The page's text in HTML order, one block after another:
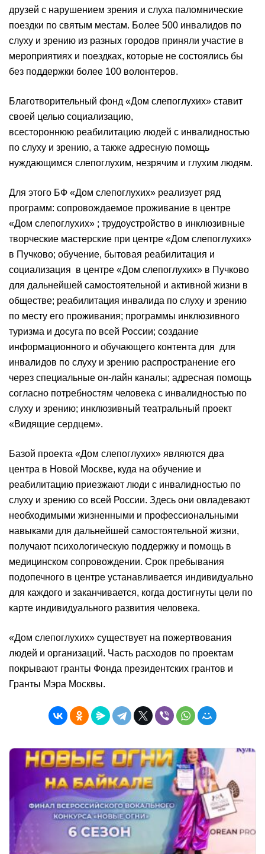
друзей с нарушением зрения и слуха паломнические
поездки по святым местам. Более 500 инвалидов по
слуху и зрению из разных городов приняли участие в
мероприятиях и поездках, которые не состоялись бы
без поддержки более 100 волонтеров.
Благотворительный фонд «Дом слепоглухих» ставит
своей целью социализацию,
всестороннюю реабилитацию людей с инвалидностью
по слуху и зрению, а также адресную помощь
нуждающимся слепоглухим, незрячим и глухим людям.
Для этого БФ «Дом слепоглухих» реализует ряд
программ: сопровождаемое проживание в центре
«Дом слепоглухих» ; трудоустройство в инклюзивные
творческие мастерские при центре «Дом слепоглухих»
в Пучково; обучение, бытовая реабилитация и
социализация в центре «Дом слепоглухих» в Пучково
для дальнейшей самостоятельной и активной жизни в
обществе; реабилитация инвалида по слуху и зрению
по месту его проживания; программы инклюзивного
туризма и досуга по всей России; создание
информационного и обучающего контента для для
инвалидов по слуху и зрению распространение его
через специальные он-лайн каналы; адресная помощь
согласно потребностям человека с инвалидностью по
слуху и зрению; инклюзивный театральный проект
«Видящие сердцем».
Базой проекта «Дом слепоглухих» являются два
центра в Новой Москве, куда на обучение и
реабилитацию приезжают люди с инвалидностью по
слуху и зрению со всей России. Здесь они овладевают
необходимыми жизненными и профессиональными
навыками для дальнейшей самостоятельной жизни,
получают психологическую поддержку и помощь в
медицинском сопровождении. Срок пребывания
подопечного в центре устанавливается индивидуально
для каждого и заканчивается, когда достигнуты цели по
карте индивидуального развития человека.
«Дом слепоглухих» существует на пожертвования
людей и организаций. Часть расходов по проектам
покрывают гранты Фонда президентских грантов и
Гранты Мэра Москвы.